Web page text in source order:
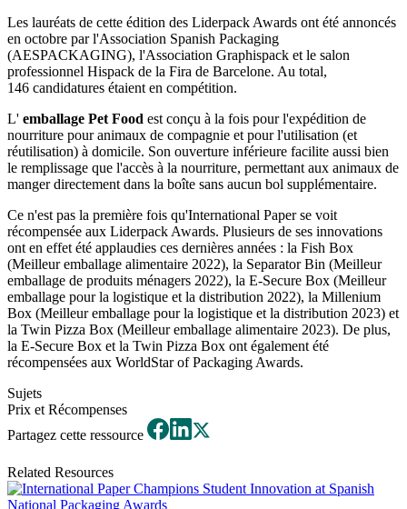
Les lauréats de cette édition des Liderpack Awards ont été annoncés
en octobre par l'Association Spanish Packaging
(AESPACKAGING), l'Association Graphispack et le salon
professionnel Hispack de la Fira de Barcelone. Au total,
146 candidatures étaient en compétition.
L' emballage Pet Food est conçu à la fois pour l'expédition de
nourriture pour animaux de compagnie et pour l'utilisation (et
réutilisation) à domicile. Son ouverture inférieure facilite aussi bien
le remplissage que l'accès à la nourriture, permettant aux animaux de
manger directement dans la boîte sans aucun bol supplémentaire.
Ce n'est pas la première fois qu'International Paper se voit
récompensée aux Liderpack Awards. Plusieurs de ses innovations
ont en effet été applaudies ces dernières années : la Fish Box
(Meilleur emballage alimentaire 2022), la Separator Bin (Meilleur
emballage de produits ménagers 2022), la E-Secure Box (Meilleur
emballage pour la logistique et la distribution 2022), la Millenium
Box (Meilleur emballage pour la logistique et la distribution 2023) et
la Twin Pizza Box (Meilleur emballage alimentaire 2023). De plus,
la E-Secure Box et la Twin Pizza Box ont également été
récompensées aux WorldStar of Packaging Awards.
Sujets
Prix et Récompenses
Partagez cette ressource
Related Resources